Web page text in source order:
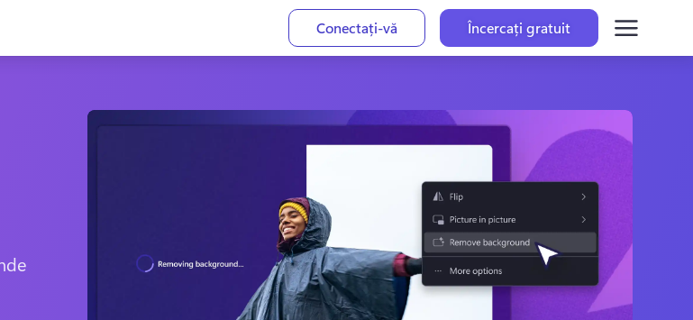
Conectați-vă Încercați gratuit